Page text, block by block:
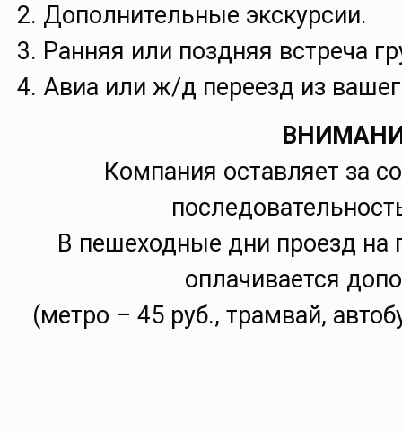
Дополнительные экскурсии.
Ранняя или поздняя встреча
Авиа или ж/д переезд из
Компания оставляет за
В пешеходные дни проезд на
оплачивается
(метро – 45 руб., трамвай,